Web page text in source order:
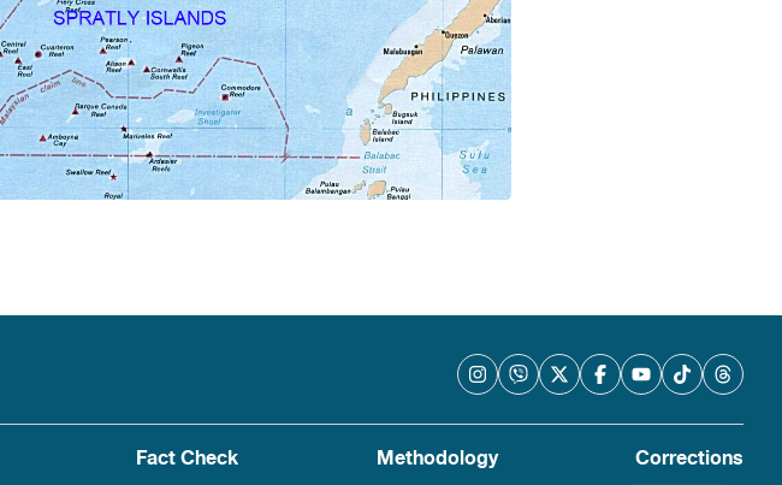
Fact Check Methodology Corrections